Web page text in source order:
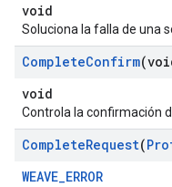
void
Soluciona la falla de una
CompleteConfirm
void
Controla la confirmación
CompleteRequest(
WEAVE_ERROR